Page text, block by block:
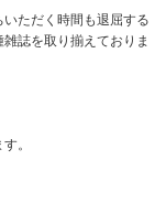
ただく時間も退屈する
誌を取り揃えておりま
。